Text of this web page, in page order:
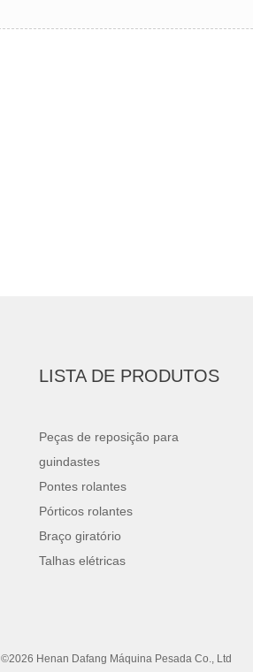
LISTA DE PRODUTOS
Peças de reposição para
guindastes
Pontes rolantes
Pórticos rolantes
Braço giratório
Talhas elétricas
©2026 Henan Dafang Máquina Pesada Co., Ltd